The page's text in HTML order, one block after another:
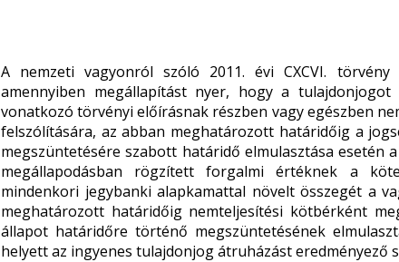
A nemzeti vagyonról szóló 2011. évi CXCVI.
amennyiben megállapítást nyer, hogy a
vonatkozó törvényi előírásnak részben vagy egészben
felszólítására, az abban meghatározott határidőig a
megszüntetésére szabott határidő elmulasztása esetén
megállapodásban rögzített forgalmi értéknek a
mindenkori jegybanki alapkamattal növelt összegét a
meghatározott határidőig nemteljesítési kötbérként
állapot határidőre történő megszüntetésének
helyett az ingyenes tulajdonjog átruházást eredményező